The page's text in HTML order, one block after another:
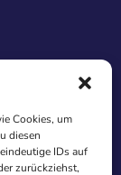
Cookies, um
diesen
IDs auf
zurückziehst,